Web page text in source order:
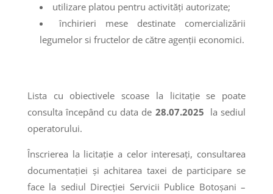
utilizare platou pentru activități autorizate;
închirieri mese destinate comercializării
legumelor si fructelor de către agenții economici.
Lista cu obiectivele scoase la licitaţie se poate
consulta începând cu data de 28.07.2025 la sediul
operatorului.
Înscrierea la licitaţie a celor interesaţi, consultarea
documentaţiei şi achitarea taxei de participare se
face la sediul Direcției Servicii Publice Botoşani –